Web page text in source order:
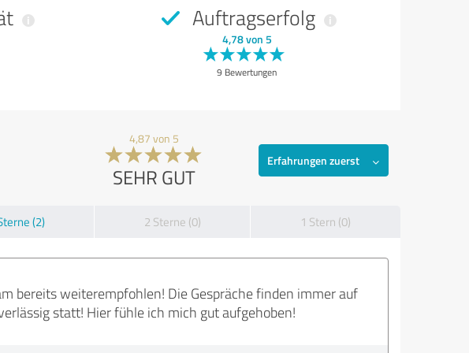
Auftragserfolg
4,78 von 5
9 Bewertungen
4,87 von 5
SEHR GUT
Erfahrungen zuerst
(2) 2 Sterne (0) 1 Stern (0)
bereits weiterempfohlen! Die Gespräche finden immer auf
statt! Hier fühle ich mich gut aufgehoben!